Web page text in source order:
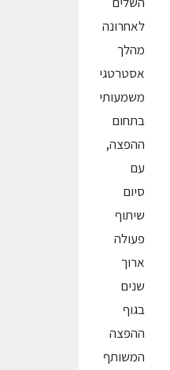
לאחרונה
מהלך
אסטרטגי
משמעותי
בתחום
ההפצה,
עם
סיום
שיתוף
פעולה
ארוך
שנים
בגוף
ההפצה
המשותף